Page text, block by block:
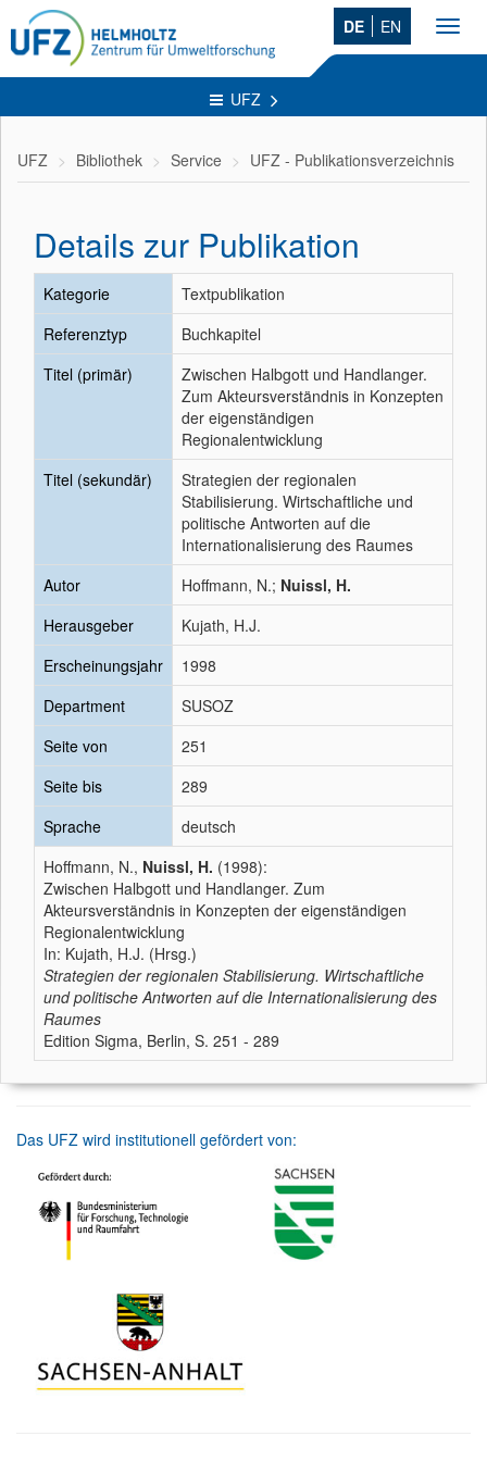
DE EN
UFZ
UFZ Bibliothek Service UFZ - Publikationsverzeichnis
Details zur Publikation
Kategorie
Textpublikation
Referenztyp
Buchkapitel
Titel (primär)
Zwischen Halbgott und Handlanger.
Zum Akteursverständnis in Konzepten
der eigenständigen
Regionalentwicklung
Titel (sekundär)
Strategien der regionalen
Stabilisierung. Wirtschaftliche und
politische Antworten auf die
Internationalisierung des Raumes
Autor
Hoffmann, N.; Nuissl, H.
Herausgeber
Kujath, H.J.
Erscheinungsjahr
1998
Department
SUSOZ
Seite von
251
Seite bis
289
Sprache
deutsch
Hoffmann, N., Nuissl, H. (1998):
Zwischen Halbgott und Handlanger. Zum
Akteursverständnis in Konzepten der eigenständigen
Regionalentwicklung
In: Kujath, H.J. (Hrsg.)
Strategien der regionalen Stabilisierung. Wirtschaftliche
und politische Antworten auf die Internationalisierung des
Raumes
Edition Sigma, Berlin, S. 251 - 289
Das UFZ wird institutionell gefördert von: